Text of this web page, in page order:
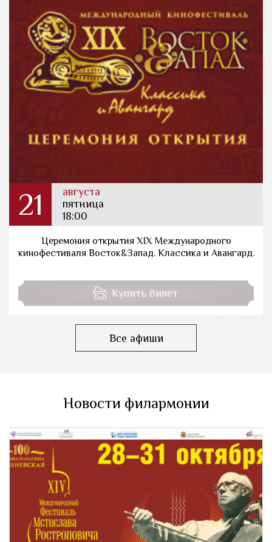
21
августа
пятница
18:00
Церемония открытия XIX Международного
кинофестиваля Восток&Запад. Классика и Авангард.
Купить билет
Все афиши
Новости филармонии